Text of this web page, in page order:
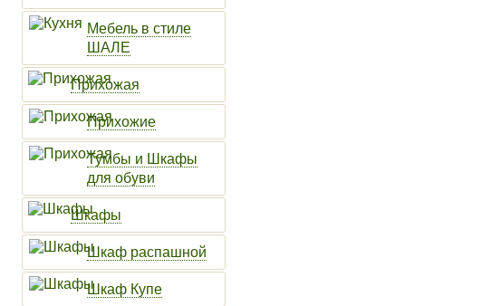
Мебель в стиле
ШАЛЕ
Прихожая
Прихожие
Тумбы и Шкафы
для обуви
Шкафы
Шкаф распашной
Шкаф Купе